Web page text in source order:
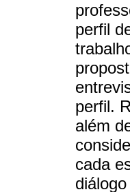
perfil
perfil.
além
cada